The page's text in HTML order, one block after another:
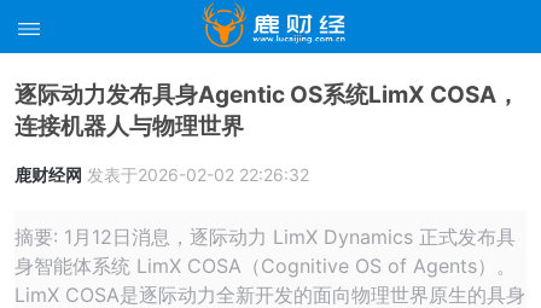
逐际动力发布具身Agentic OS系统LimX COSA，
连接机器人与物理世界
鹿财经网 发表于2026-02-02 22:26:32
摘要: 1月12日消息，逐际动力 LimX Dynamics 正式发布具
身智能体系统 LimX COSA（Cognitive OS of Agents）。
LimX COSA是逐际动力全新开发的面向物理世界原生的具身